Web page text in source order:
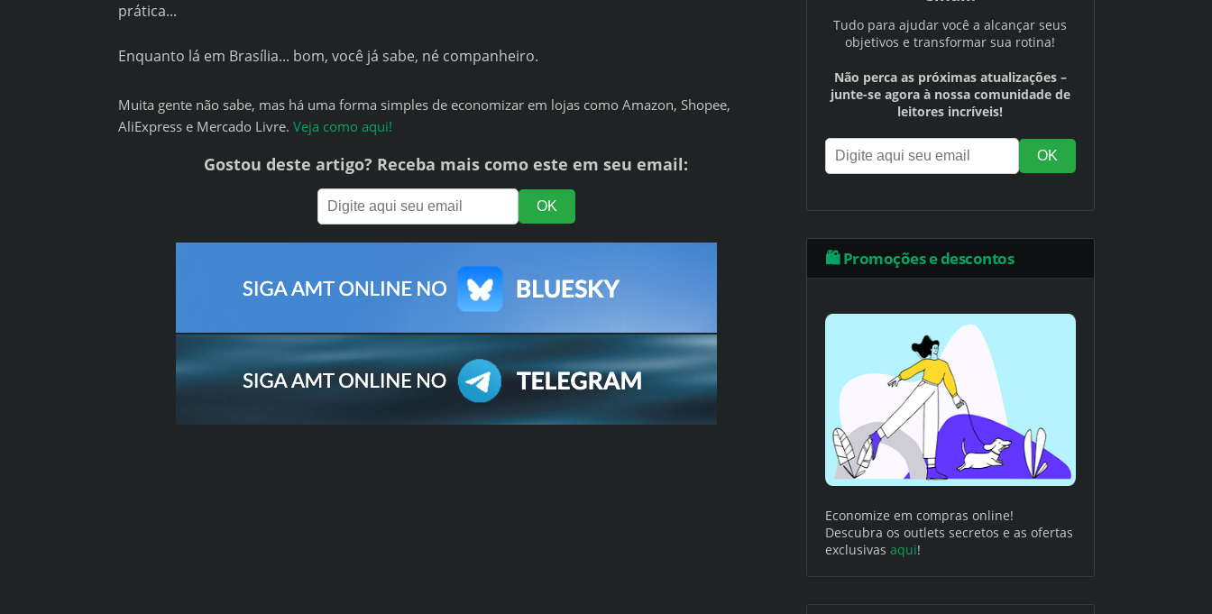
prática...
Enquanto lá em Brasília... bom, você já sabe, né companheiro.
Muita gente não sabe, mas há uma forma simples de economizar em lojas como Amazon, Shopee,
AliExpress e Mercado Livre. Veja como aqui!
Gostou deste artigo? Receba mais como este em seu email:
Tudo para ajudar você a alcançar seus
objetivos e transformar sua rotina!
Não perca as próximas atualizações –
junte-se agora à nossa comunidade de
leitores incríveis!
🛍️ Promoções e descontos
Economize em compras online!
Descubra os outlets secretos e as ofertas
exclusivas aqui!